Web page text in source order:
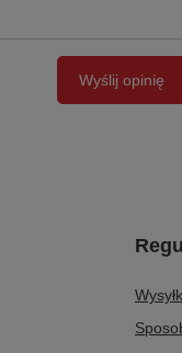
Wyślij opinię